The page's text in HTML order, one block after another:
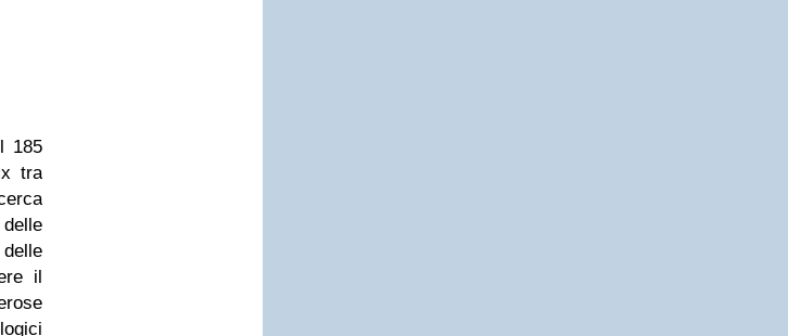
185
tra
il